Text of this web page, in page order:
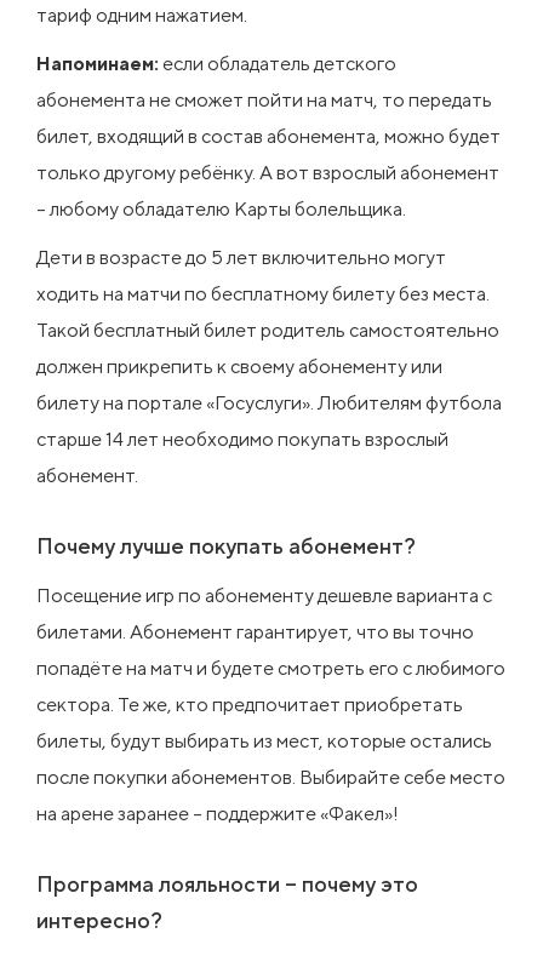
тариф одним нажатием.
Напоминаем: если обладатель детского
абонемента не сможет пойти на матч, то передать
билет, входящий в состав абонемента, можно будет
только другому ребёнку. А вот взрослый абонемент
– любому обладателю Карты болельщика.
Дети в возрасте до 5 лет включительно могут
ходить на матчи по бесплатному билету без места.
Такой бесплатный билет родитель самостоятельно
должен прикрепить к своему абонементу или
билету на портале «Госуслуги». Любителям футбола
старше 14 лет необходимо покупать взрослый
абонемент.
Почему лучше покупать абонемент?
Посещение игр по абонементу дешевле варианта с
билетами. Абонемент гарантирует, что вы точно
попадёте на матч и будете смотреть его с любимого
сектора. Те же, кто предпочитает приобретать
билеты, будут выбирать из мест, которые остались
после покупки абонементов. Выбирайте себе место
на арене заранее – поддержите «Факел»!
Программа лояльности – почему это
интересно?